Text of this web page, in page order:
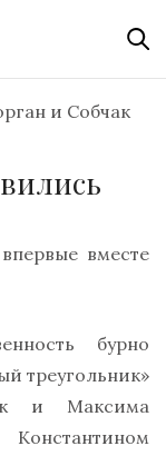
и Собчак
вместе
бурно
треугольник»
и Максима